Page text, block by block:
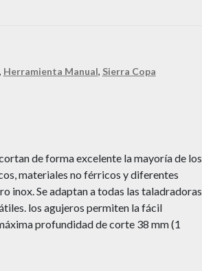
, Herramienta Manual, Sierra Copa
de forma excelente la mayoría de los
materiales no férricos y diferentes
inox. Se adaptan a todas las taladradoras
los agujeros permiten la fácil
profundidad de corte 38 mm (1